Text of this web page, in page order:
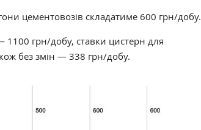
цементовозів складатиме 600 грн/добу.
1100 грн/добу, ставки цистерн для
без змін — 338 грн/добу.